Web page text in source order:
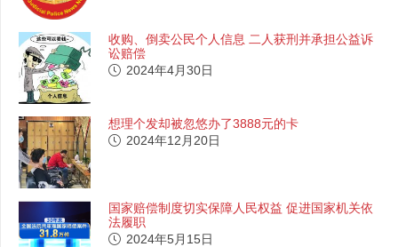
收购、倒卖公民个人信息 二人获刑并承担公益诉
讼赔偿
2024年4月30日
想理个发却被忽悠办了3888元的卡
2024年12月20日
国家赔偿制度切实保障人民权益 促进国家机关依
法履职
2024年5月15日